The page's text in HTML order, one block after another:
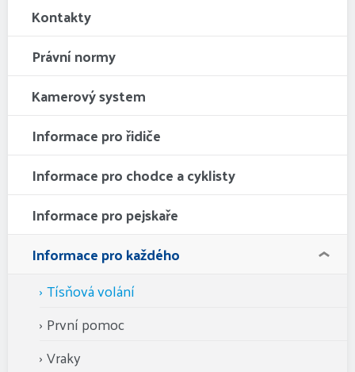
Kontakty
Právní normy
Kamerový system
Informace pro řidiče
Informace pro chodce a cyklisty
Informace pro pejskaře
Informace pro každého
Tísňová volání
První pomoc
Vraky